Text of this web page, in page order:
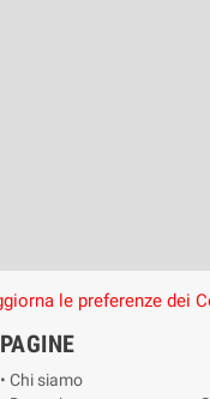
le preferenze dei
PAGINE
• Chi siamo